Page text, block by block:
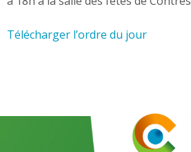
Télécharger l’ordre du jour